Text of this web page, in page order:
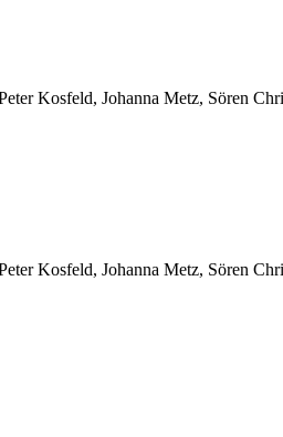
Kosfeld, Johanna Metz, Sören
Kosfeld, Johanna Metz, Sören